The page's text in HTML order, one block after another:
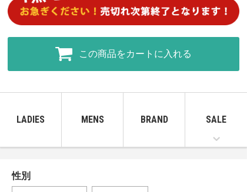
この商品をカートに入れる
LADIES MENS BRAND SALE
性別